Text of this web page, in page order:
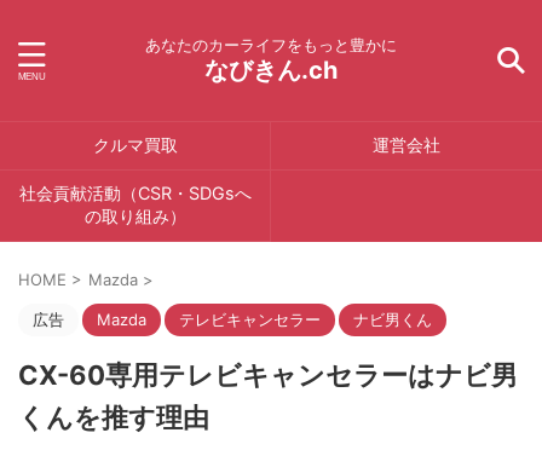
あなたのカーライフをもっと豊かに
なびきん.ch
クルマ買取 運営会社
社会貢献活動（CSR・SDGsへ
の取り組み）
HOME > Mazda >
広告 Mazda テレビキャンセラー ナビ男くん
CX-60専用テレビキャンセラーはナビ男
くんを推す理由